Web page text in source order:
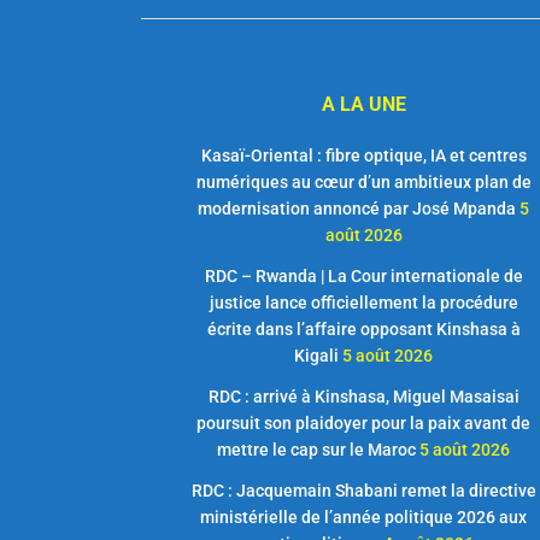
A LA UNE
Kasaï-Oriental : fibre optique, IA et centres
numériques au cœur d’un ambitieux plan de
modernisation annoncé par José Mpanda 5
août 2026
RDC – Rwanda | La Cour internationale de
justice lance officiellement la procédure
écrite dans l’affaire opposant Kinshasa à
Kigali 5 août 2026
RDC : arrivé à Kinshasa, Miguel Masaisai
poursuit son plaidoyer pour la paix avant de
mettre le cap sur le Maroc 5 août 2026
RDC : Jacquemain Shabani remet la directive
ministérielle de l’année politique 2026 aux